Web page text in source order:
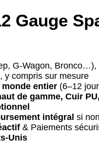
Gauge
G-Wagon,
, y compris sur mesure
entier (6–12
de gamme, Cuir
intégral si
& Paiements
Unis